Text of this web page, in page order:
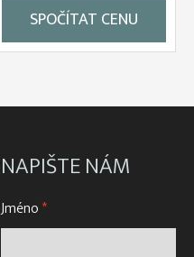
SPOČÍTAT CENU
NAPIŠTE NÁM
Jméno*